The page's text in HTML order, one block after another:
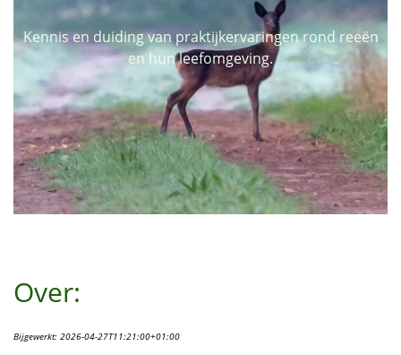
Kennis en duiding van praktijkervaringen rond reeën
en hun leefomgeving.
Over:
Bijgewerkt: 2026-04-27T11:21:00+01:00